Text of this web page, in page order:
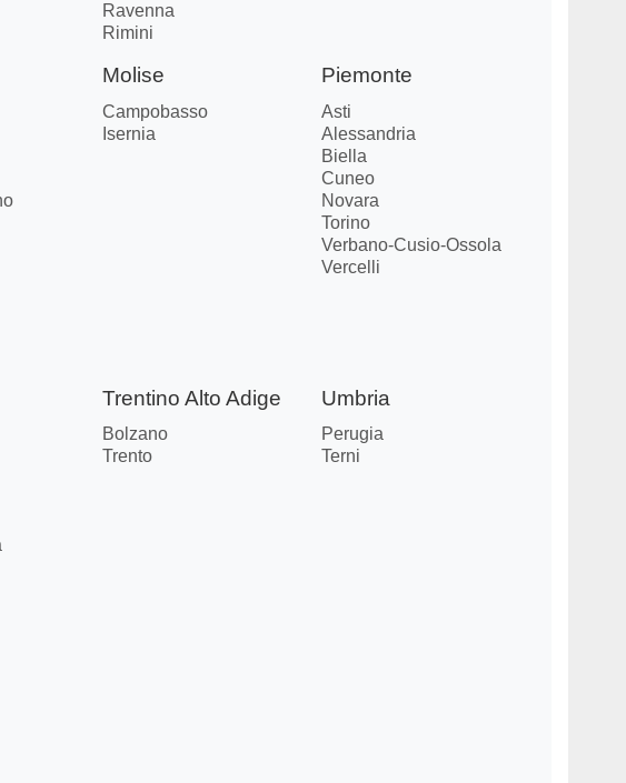
Ravenna
Rimini
Molise
Campobasso
Isernia
Piemonte
Asti
Alessandria
Biella
Cuneo
Novara
Torino
Verbano-Cusio-Ossola
Vercelli
Trentino Alto Adige
Bolzano
Trento
Umbria
Perugia
Terni